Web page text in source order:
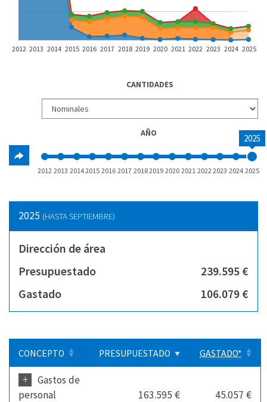
2012 2013 2014 2015 2016 2017 2018 2019 2020 2021 2022 2023 2024 2025
CANTIDADES
AÑO 2025
2012 2013 20142015 2016 2017 20182019 2020 2021 2022 2023 2024 2025
2025 (HASTA SEPTIEMBRE)
Dirección de área
Presupuestado
239.595 €
Gastado
106.079 €
CONCEPTO PRESUPUESTADO GASTADO*
+
Gastos de
personal
163.595 € 45.057 €